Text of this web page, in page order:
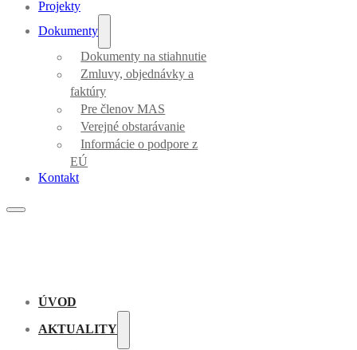
Projekty
Dokumenty
Dokumenty na stiahnutie
Zmluvy, objednávky a
faktúry
Pre členov MAS
Verejné obstarávanie
Informácie o podpore z
EÚ
Kontakt
ÚVOD
AKTUALITY